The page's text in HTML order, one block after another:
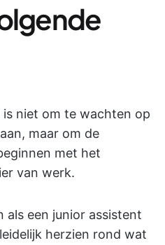
niet om te wachten op
maar om de
met het
van werk.
als een junior assistent
herzien rond wat